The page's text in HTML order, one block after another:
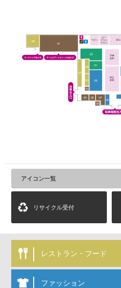
リサイクル受付
アイコン一覧
レストラン・フード
ファッション